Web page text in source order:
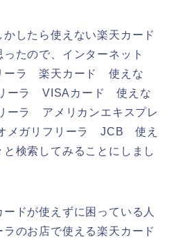
したら使えない楽天カード
たので、インターネット
ーラ 楽天カード 使えな
ーラ VISAカード 使えな
ーラ アメリカンエキスプレ
メガリフリーラ JCB 使え
検索してみることにしまし
ドが使えずに困っている人
のお店で使える楽天カード